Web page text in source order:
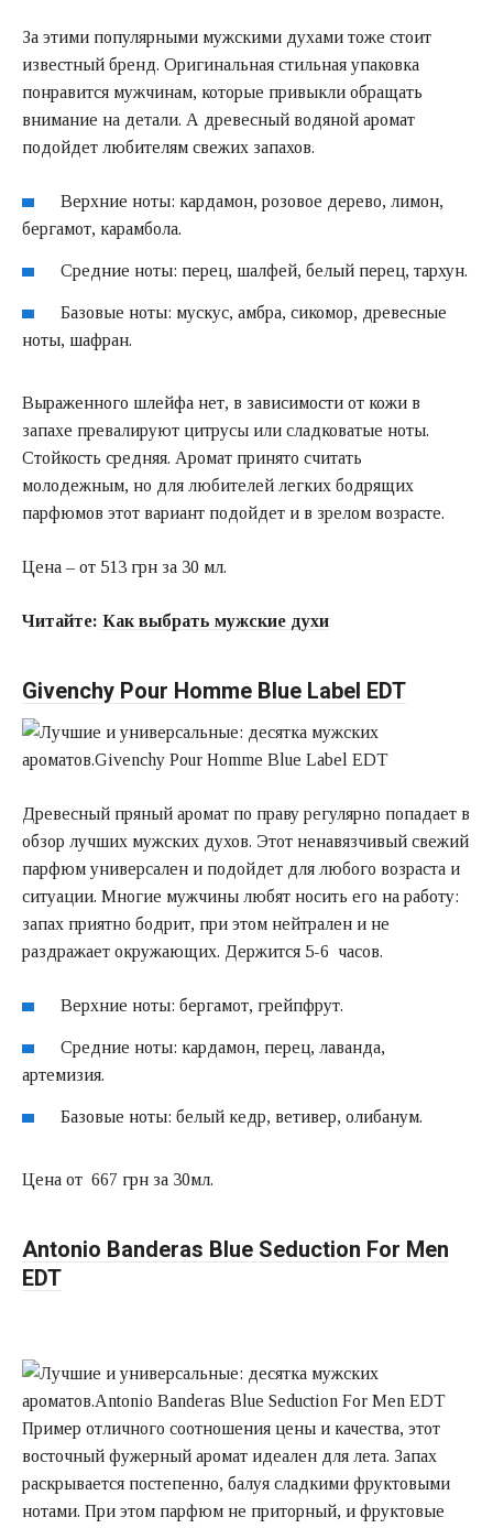
За этими популярными мужскими духами тоже стоит
известный бренд. Оригинальная стильная упаковка
понравится мужчинам, которые привыкли обращать
внимание на детали. А древесный водяной аромат
подойдет любителям свежих запахов.
Верхние ноты: кардамон, розовое дерево, лимон,
бергамот, карамбола.
Средние ноты: перец, шалфей, белый перец, тархун.
Базовые ноты: мускус, амбра, сикомор, древесные
ноты, шафран.
Выраженного шлейфа нет, в зависимости от кожи в
запахе превалируют цитрусы или сладковатые ноты.
Стойкость средняя. Аромат принято считать
молодежным, но для любителей легких бодрящих
парфюмов этот вариант подойдет и в зрелом возрасте.
Цена – от 513 грн за 30 мл.
Читайте: Как выбрать мужские духи
Givenchy Pour Homme Blue Label EDT
Древесный пряный аромат по праву регулярно попадает в
обзор лучших мужских духов. Этот ненавязчивый свежий
парфюм универсален и подойдет для любого возраста и
ситуации. Многие мужчины любят носить его на работу:
запах приятно бодрит, при этом нейтрален и не
раздражает окружающих. Держится 5-6 часов.
Верхние ноты: бергамот, грейпфрут.
Средние ноты: кардамон, перец, лаванда,
артемизия.
Базовые ноты: белый кедр, ветивер, олибанум.
Цена от 667 грн за 30мл.
Antonio Banderas Blue Seduction For Men
EDT
Пример отличного соотношения цены и качества, этот
восточный фужерный аромат идеален для лета. Запах
раскрывается постепенно, балуя сладкими фруктовыми
нотами. При этом парфюм не приторный, и фруктовые